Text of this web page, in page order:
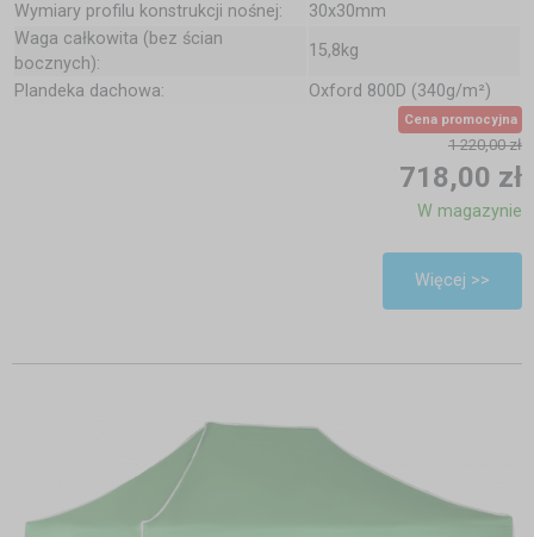
Wymiary profilu konstrukcji nośnej:
30x30mm
Waga całkowita (bez ścian
bocznych):
15,8kg
Plandeka dachowa:
Oxford 800D (340g/m²)
Cena promocyjna
1 220,00 zł
718,00 zł
W magazynie
Więcej >>